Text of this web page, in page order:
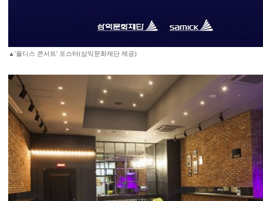
▲'올디스 콘서트' 포스터(삼익문화재단 제공)